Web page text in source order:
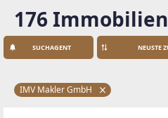
176 Immobilien
SUCHAGENT
IMV Makler GmbH